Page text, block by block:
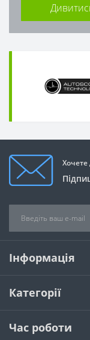
Хочете
Інформація
Категорії
Час роботи